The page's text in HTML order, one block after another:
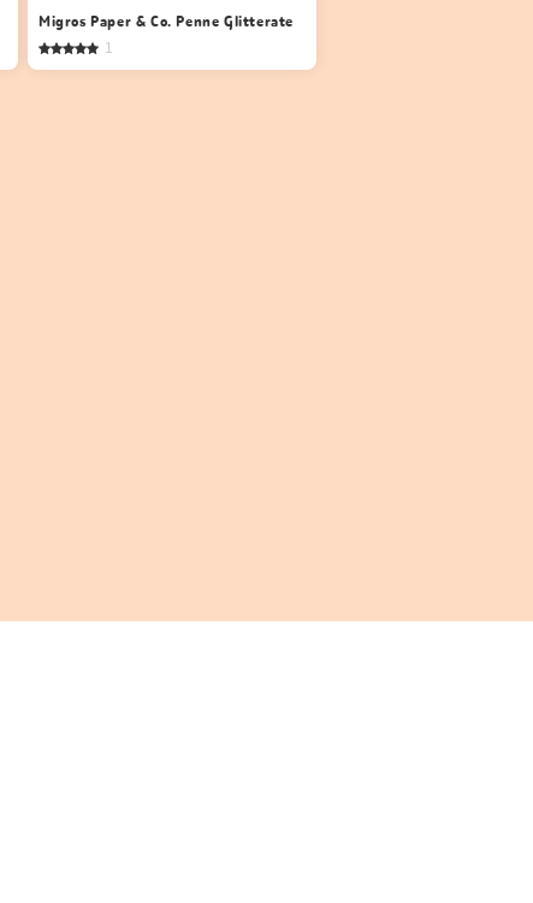
Migros Paper & Co. Penne Glitterate
1